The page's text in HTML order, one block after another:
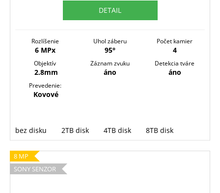
DETAIL
Rozlíšenie
6 MPx
Uhol záberu
95°
Počet kamier
4
Objektív
2.8mm
Záznam zvuku
áno
Detekcia tváre
áno
Prevedenie:
Kovové
bez disku 2TB disk 4TB disk 8TB disk
8 MP
SONY SENZOR